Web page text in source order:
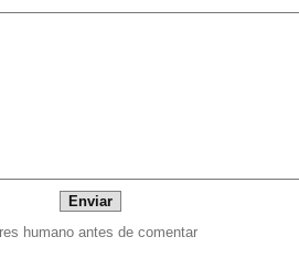
humano antes de comentar